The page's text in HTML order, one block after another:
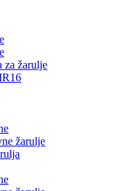
za žarulje
žarulje